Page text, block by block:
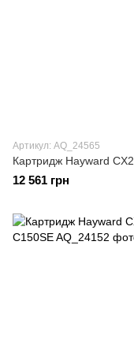
Артикул: AQ_24565
Картридж Hayward
12 561 грн